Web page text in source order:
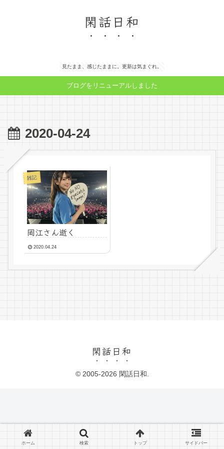
閑話日和
見たまま、感じたままに。更新は気まぐれ。
ブログをリニューアルしました
2020-04-24
雑記
岡江さん逝く
2020.04.24
閑話日和
© 2005-2026 閑話日和.
ホーム 検索 トップ サイドバー